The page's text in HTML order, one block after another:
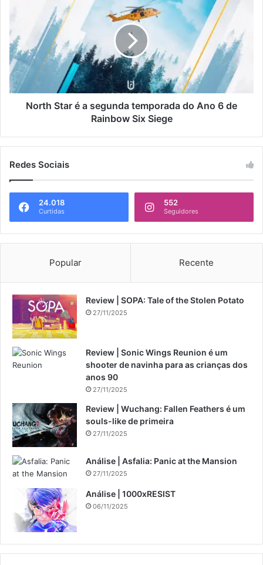
North Star é a segunda temporada do Ano 6 de
Rainbow Six Siege
Redes Sociais
24.018
Curtidas
552
Seguidores
Popular Recente
Review | SOPA: Tale of the Stolen Potato
27/11/2025
Review | Sonic Wings Reunion é um
shooter de navinha para as crianças dos
anos 90
27/11/2025
Review | Wuchang: Fallen Feathers é um
souls-like de primeira
27/11/2025
Análise | Asfalia: Panic at the Mansion
27/11/2025
Análise | 1000xRESIST
06/11/2025